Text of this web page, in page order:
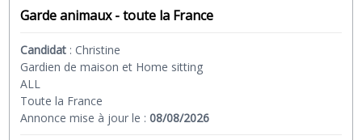
Garde animaux - toute la France
Candidat : Christine
Gardien de maison et Home sitting
ALL
Toute la France
Annonce mise à jour le :08/08/2026